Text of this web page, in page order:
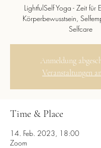
LightfulSelf Yoga - Zeit für
Körperbewusstsein,
Selfcare
Anmeldung
Veranstaltungen
Time & Place
14. Feb. 2023, 18:00
Zoom